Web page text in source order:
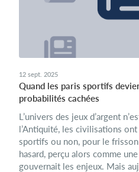
12 sept. 2025
Quand les paris sportifs
probabilités cachées
L’univers des jeux d’argent
l’Antiquité, les civilisations
sportifs ou non, pour le
hasard, perçu alors comme
gouvernait les enjeux. Mais